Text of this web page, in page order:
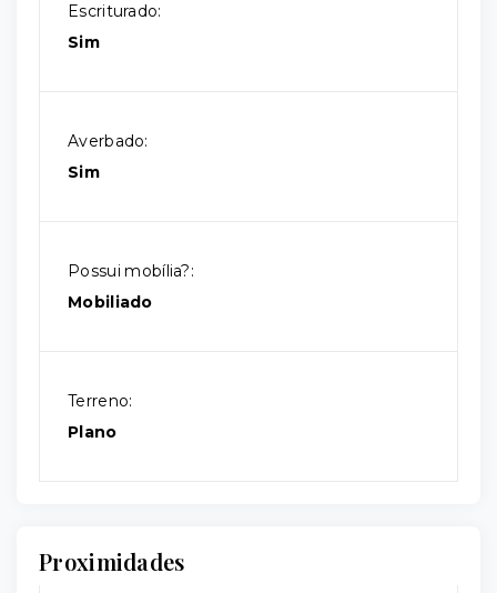
Escriturado:
Sim
Averbado:
Sim
Possui mobília?:
Mobiliado
Terreno:
Plano
Proximidades